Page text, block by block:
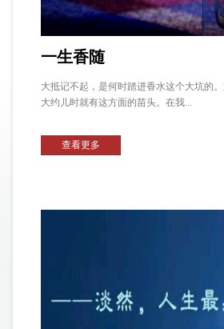
一生香随
大抵记不起，是何时踏进香水这个大坑的
大约儿时就有这方面的苗头。在我...
查看更多